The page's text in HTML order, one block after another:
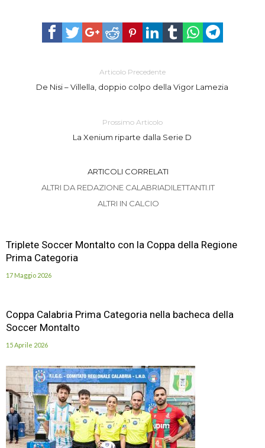
Articolo Precedente
De Nisi – Villella, doppio colpo della Vigor Lamezia
Prossimo Articolo
La Xenium riparte dalla Serie D
ARTICOLI CORRELATI
ALTRI DA REDAZIONE CALABRIADILETTANTI.IT
ALTRI IN CALCIO
Triplete Soccer Montalto con la Coppa della Regione
Prima Categoria
17 Maggio 2026
Coppa Calabria Prima Categoria nella bacheca della
Soccer Montalto
15 Aprile 2026